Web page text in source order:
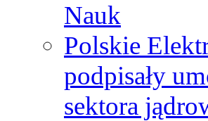
Nauk
Polskie
podpisały
sektora